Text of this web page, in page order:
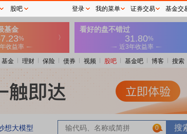
基金 理财 保险 债券 视频 股吧 基金吧 博客 搜索
想大模型 0
股吧 登录 我的菜单 证券交易 基金交